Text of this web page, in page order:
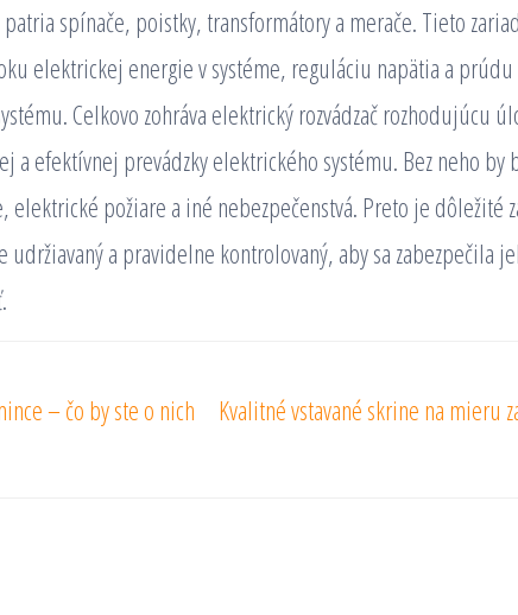
spínače, poistky, transformátory a merače. Tieto
elektrickej energie v systéme, reguláciu napätia a prúdu
Celkovo zohráva elektrický rozvádzač rozhodujúcu
a efektívnej prevádzky elektrického systému. Bez neho by
elektrické požiare a iné nebezpečenstvá. Preto je dôležité
udržiavaný a pravidelne kontrolovaný, aby sa zabezpečila
– čo by ste o nich
Kvalitné vstavané skrine na mieru